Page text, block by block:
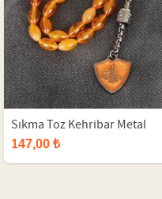
Sıkma Toz Kehribar Metal
Osmanlı Tuğrası İmameli
147,00 ₺